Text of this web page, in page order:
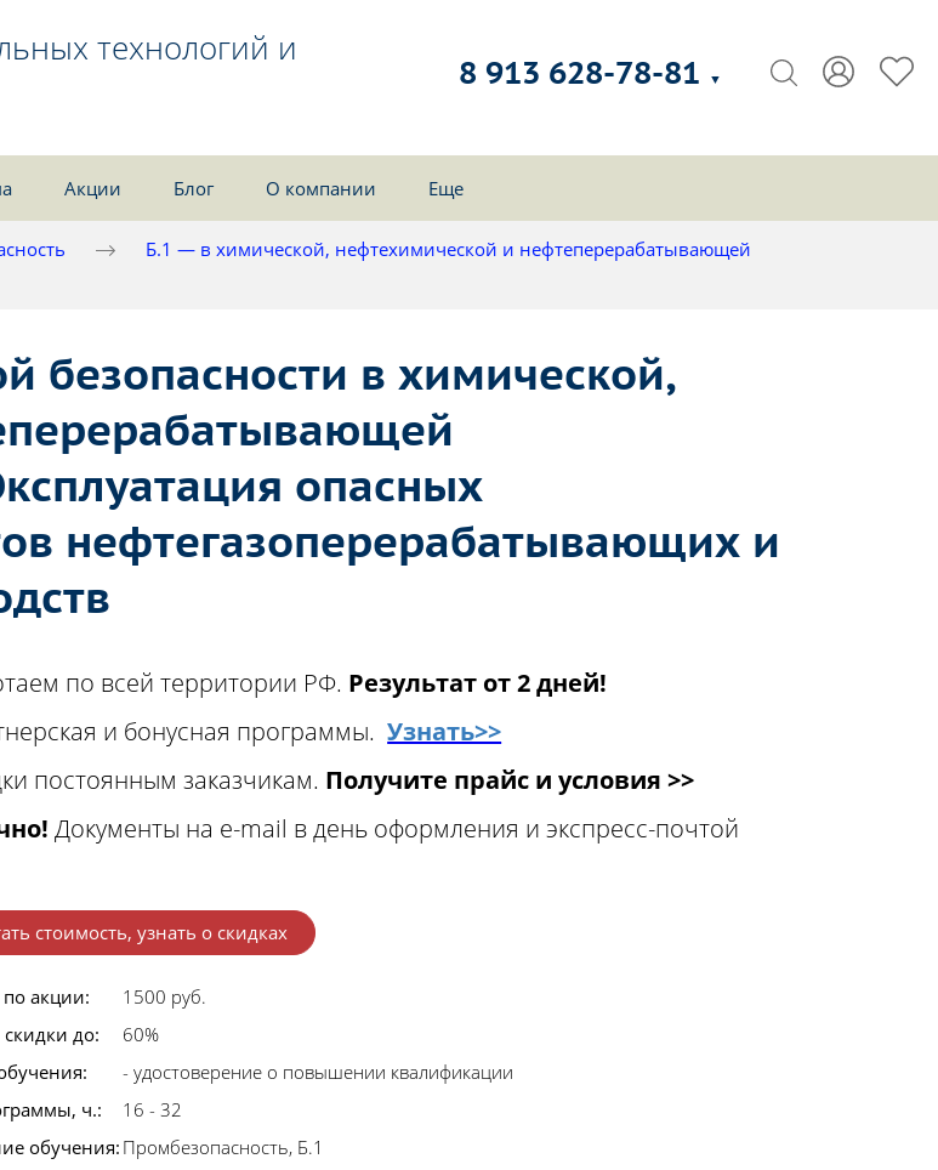
технологий и
8 913 628-78-81 ▼
Акции Блог О компании Еще
Б.1 — в химической, нефтехимической и нефтеперерабатывающей
безопасности в химической,
опасных
нефтегазоперерабатывающих и
по всей территории РФ. Результат от 2 дней!
и бонусная программы.Узнать>>
постоянным заказчикам. Получите прайс и условия >>
Документы на e-mail в день оформления и экспресс-почтой
стоимость, узнать о скидках
акции:
1500 руб.
до:
60%
- удостоверение о повышении квалификации
ч.:
16 - 32
обучения:Промбезопасность, Б.1